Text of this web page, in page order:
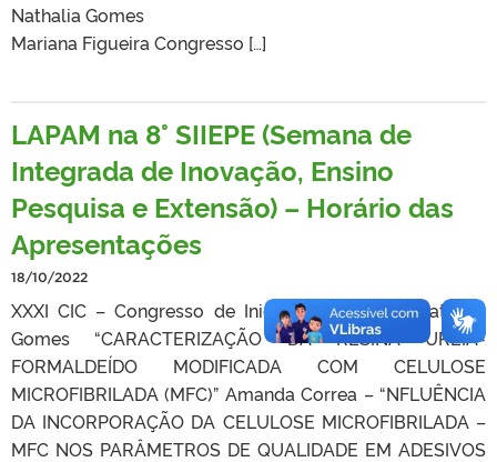
Nathalia Gomes
Mariana Figueira Congresso […]
LAPAM na 8° SIIEPE (Semana de
Integrada de Inovação, Ensino
Pesquisa e Extensão) – Horário das
Apresentações
18/10/2022
XXXI CIC – Congresso de Iniciação Científica: Nathalia
Gomes “CARACTERIZAÇÃO DA RESINA UREIA-
FORMALDEÍDO MODIFICADA COM CELULOSE
MICROFIBRILADA (MFC)” Amanda Correa – “NFLUÊNCIA
DA INCORPORAÇÃO DA CELULOSE MICROFIBRILADA –
MFC NOS PARÂMETROS DE QUALIDADE EM ADESIVOS